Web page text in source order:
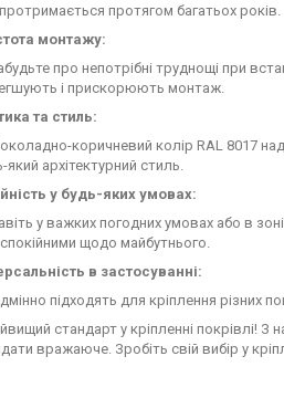
протягом багатьох років.
монтажу:
про непотрібні труднощі при
і прискорюють монтаж.
та стиль:
коричневий колір RAL 8017
який архітектурний стиль.
у будь-яких умовах:
у важких погодних умовах або в
щодо майбутнього.
в застосуванні:
підходять для кріплення різних
стандарт у кріпленні покрівлі!
вражаюче. Зробіть свій вибір у